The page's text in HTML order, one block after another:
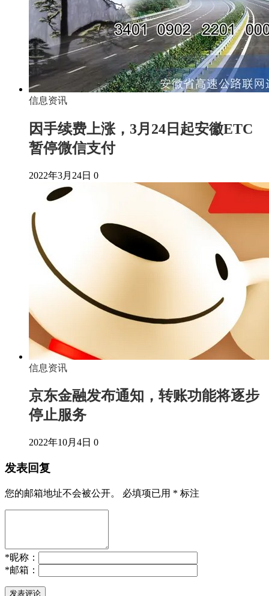
信息资讯
因手续费上涨，3月24日起安徽ETC
暂停微信支付
2022年3月24日 0
信息资讯
京东金融发布通知，转账功能将逐步
停止服务
2022年10月4日 0
发表回复
您的邮箱地址不会被公开。 必填项已用 * 标注
*昵称：
*邮箱：